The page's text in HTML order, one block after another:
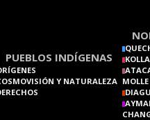
PUEBLOS INDÍGENAS
Y NATURALEZA
KOLLA
MOLLE